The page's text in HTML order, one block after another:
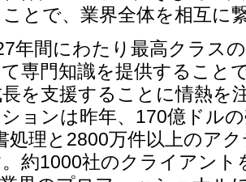
とで、業界全体を相互に
年間にわたり最高クラス
専門知識を提供すること
を支援することに情熱を
ョンは昨年、170億ドル
処理と2800万件以上のア
約1000社のクライアント